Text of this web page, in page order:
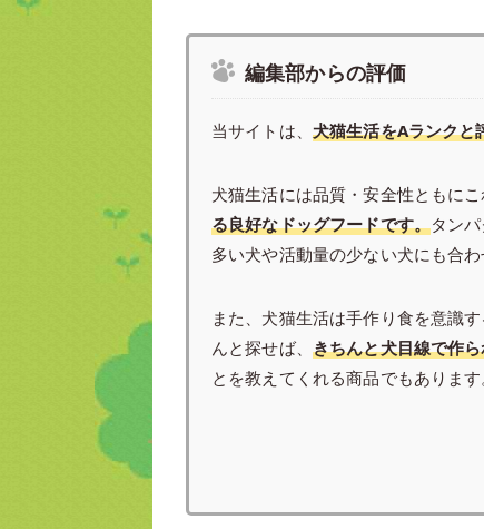
編集部からの評価
当サイトは、 犬猫生活をAランクと
犬猫生活には品質・安全性ともに
る良好なドッグフードです。タン
多い犬や活動量の少ない犬にも合わ
また、犬猫生活は手作り食を意識
んと探せば、 きちんと犬目線で作
とを教えてくれる商品でもあります